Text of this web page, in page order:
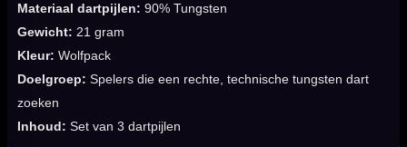
Materiaal dartpijlen: 90% Tungsten
Gewicht: 21 gram
Kleur: Wolfpack
Doelgroep: Spelers die een rechte, technische tungsten dart
zoeken
Inhoud: Set van 3 dartpijlen